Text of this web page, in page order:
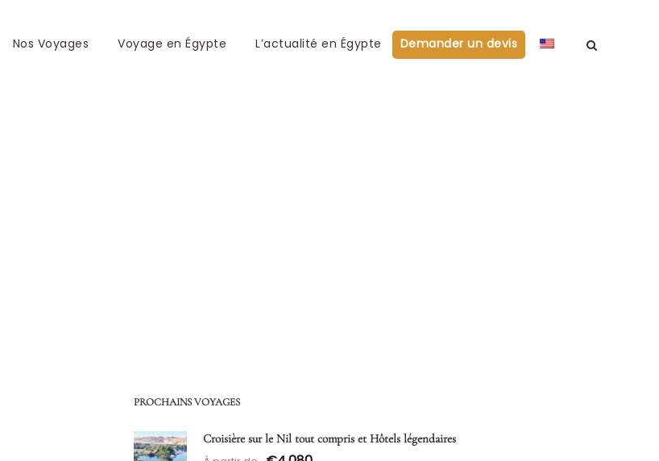
Nos Voyages Voyage en Égypte L’actualité en Égypte Demander un devis
PROCHAINS VOYAGES
Croisière sur le Nil tout compris et Hôtels légendaires